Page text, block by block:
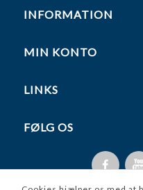
INFORMATION
MIN KONTO
LINKS
FØLG OS